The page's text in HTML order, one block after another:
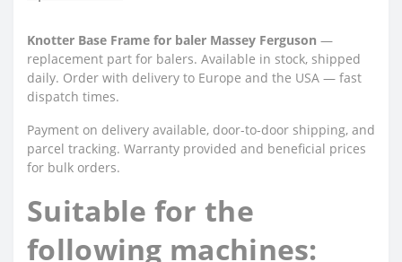
Knotter Base Frame for baler Massey Ferguson —
replacement part for balers. Available in stock, shipped
daily. Order with delivery to Europe and the USA — fast
dispatch times.
Payment on delivery available, door-to-door shipping, and
parcel tracking. Warranty provided and beneficial prices
for bulk orders.
Suitable for the
following machines: